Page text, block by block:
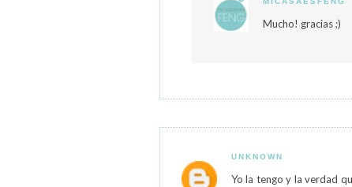
Mucho! gracias ;)
UNKNOWN
Yo la tengo y la verdad